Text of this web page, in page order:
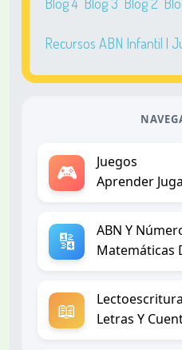
Recursos ABN Infantil |
🎮
Juegos
Aprender
🔢
ABN Y
Matemáticas
📖
Lectoescritura
Letras Y